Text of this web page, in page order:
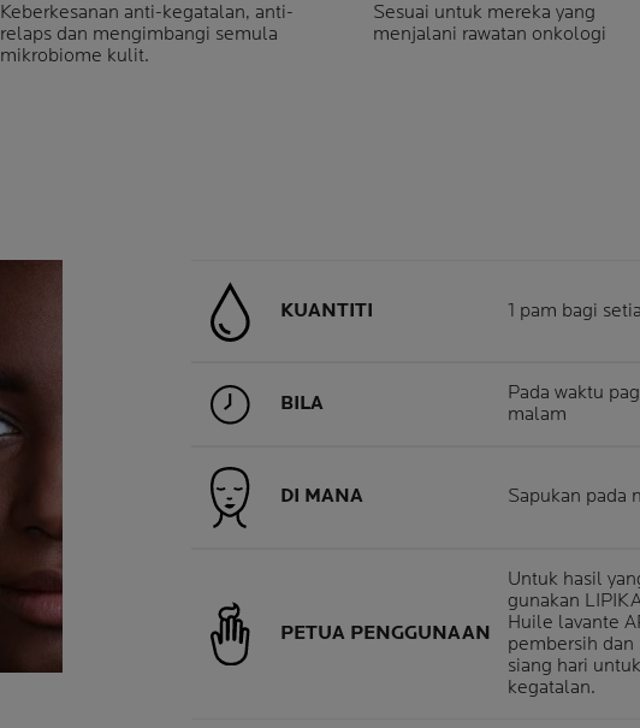
Keberkesanan anti-kegatalan, anti-
relaps dan mengimbangi semula
mikrobiome kulit.
Sesuai untuk mereka yang
menjalani rawatan onkologi
KUANTITI 1 pam bagi
BILA
Pada waktu
malam
DI MANA Sapukan pada
PETUA PENGGUNAAN
Untuk hasil
gunakan
Huile lavante
pembersih dan
siang hari
kegatalan.